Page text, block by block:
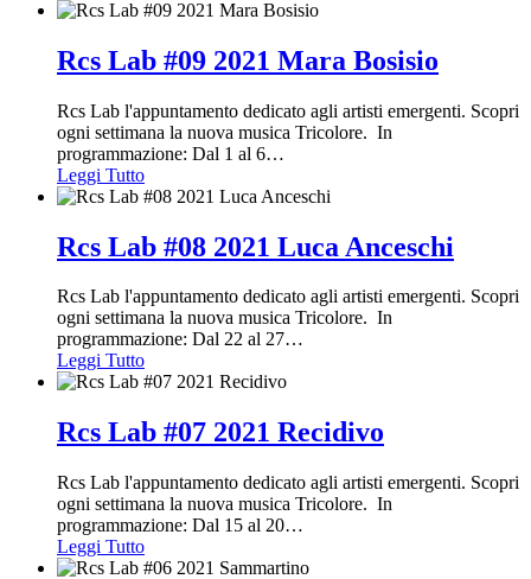
Rcs Lab #09 2021 Mara Bosisio
Rcs Lab l'appuntamento dedicato agli artisti emergenti. Scopri
ogni settimana la nuova musica Tricolore. In
programmazione: Dal 1 al 6…
Leggi Tutto
Rcs Lab #08 2021 Luca Anceschi
Rcs Lab l'appuntamento dedicato agli artisti emergenti. Scopri
ogni settimana la nuova musica Tricolore. In
programmazione: Dal 22 al 27…
Leggi Tutto
Rcs Lab #07 2021 Recidivo
Rcs Lab l'appuntamento dedicato agli artisti emergenti. Scopri
ogni settimana la nuova musica Tricolore. In
programmazione: Dal 15 al 20…
Leggi Tutto